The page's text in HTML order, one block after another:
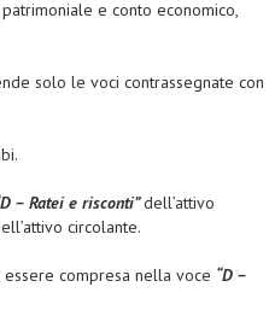
e conto economico,
solo le voci contrassegnate con
– Ratei e risconti”dell’attivo
circolante.
compresa nella voce “D –